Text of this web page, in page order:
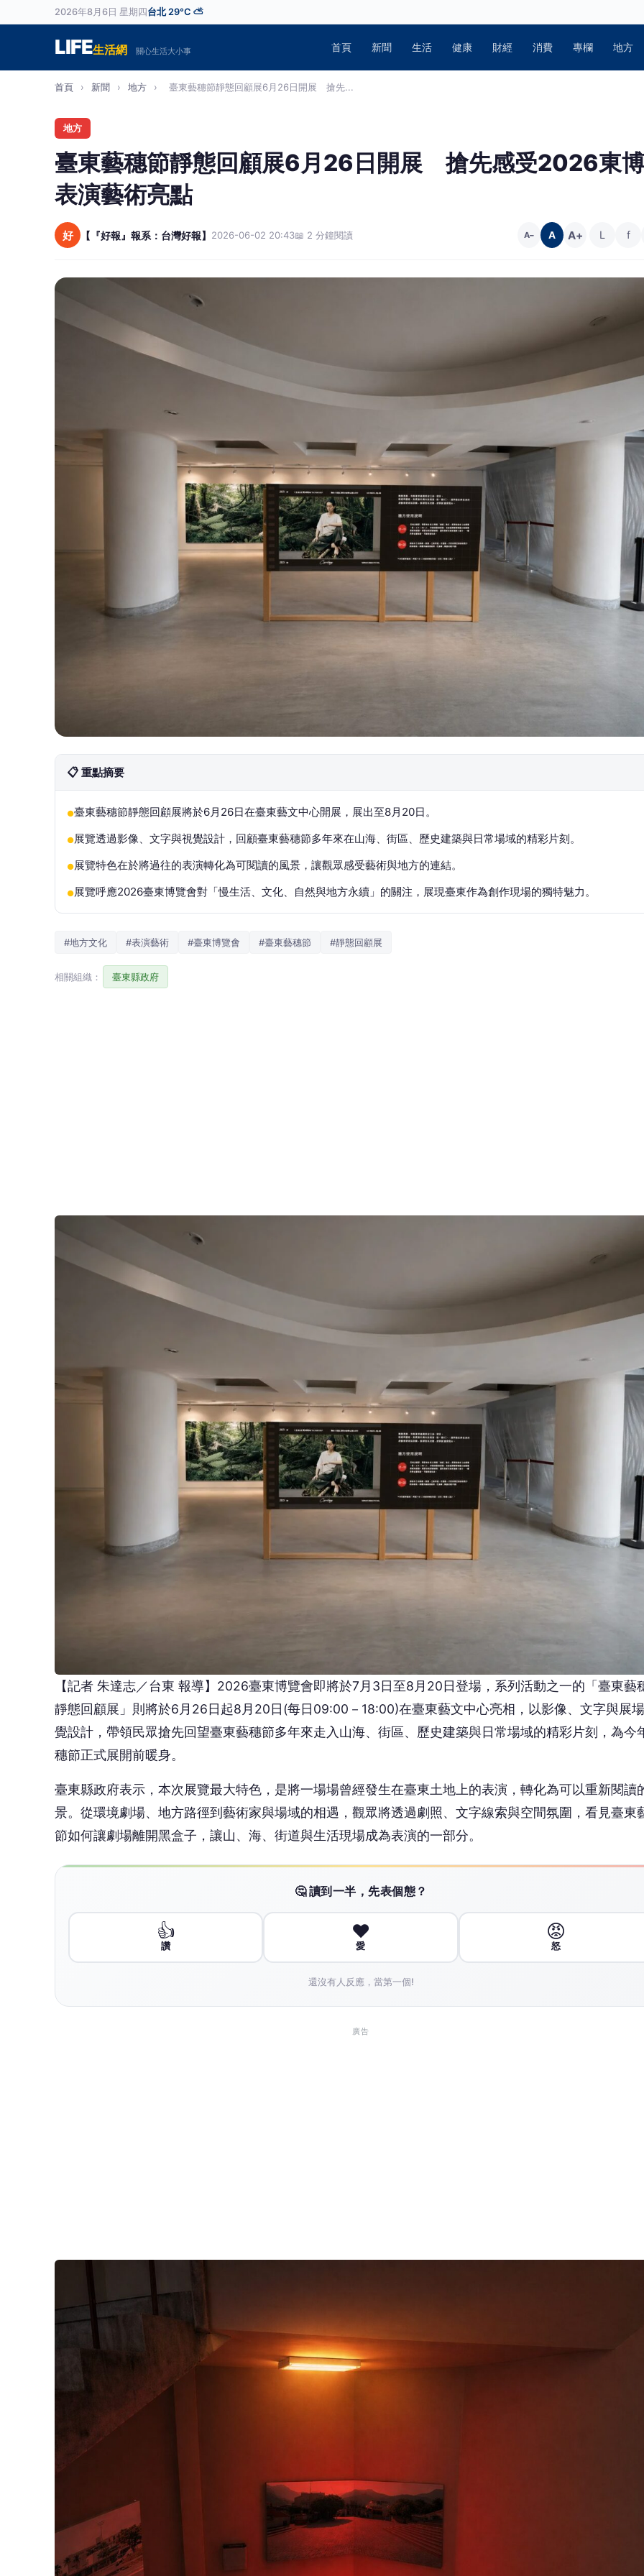
2026年8月6日 星期四 台北 29°C ⛅
LIFE生活網 關心生活大小事 首頁 新聞 生活 健康 財經 消費 專欄 地方
首頁 › 新聞 › 地方 › 臺東藝穗節靜態回顧展6月26日開展 搶先...
地方
臺東藝穗節靜態回顧展6月26日開展 搶先感受2026東博
表演藝術亮點
好 【『好報』報系：台灣好報】 2026-06-02 20:43📖 2 分鐘閱讀 A− A A+ L f
📋 重點摘要
●臺東藝穗節靜態回顧展將於6月26日在臺東藝文中心開展，展出至8月20日。
●展覽透過影像、文字與視覺設計，回顧臺東藝穗節多年來在山海、街區、歷史建築與日常場域的精彩片刻。
●展覽特色在於將過往的表演轉化為可閱讀的風景，讓觀眾感受藝術與地方的連結。
●展覽呼應2026臺東博覽會對「慢生活、文化、自然與地方永續」的關注，展現臺東作為創作現場的獨特魅力。
#地方文化 #表演藝術 #臺東博覽會 #臺東藝穗節 #靜態回顧展
相關組織： 臺東縣政府
【記者 朱達志／台東 報導】2026臺東博覽會即將於7月3日至8月20日登場，系列活動之一的「臺東藝
靜態回顧展」則將於6月26日起8月20日(每日09:00－18:00)在臺東藝文中心亮相，以影像、文字與展
覺設計，帶領民眾搶先回望臺東藝穗節多年來走入山海、街區、歷史建築與日常場域的精彩片刻，為今
穗節正式展開前暖身。
臺東縣政府表示，本次展覽最大特色，是將一場場曾經發生在臺東土地上的表演，轉化為可以重新閱讀
景。從環境劇場、地方路徑到藝術家與場域的相遇，觀眾將透過劇照、文字線索與空間氛圍，看見臺東
🤔 讀到一半，先表個態？
👍 ❤️ 😡
廣告